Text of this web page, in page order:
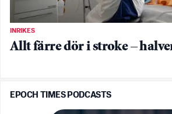
INRIKES
Allt färre dör i stroke –
EPOCH TIMES PODCASTS